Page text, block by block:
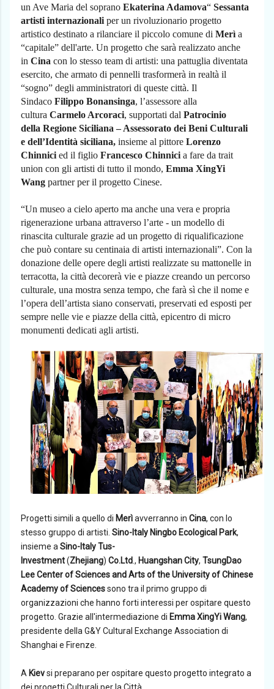
un Ave Maria del soprano Ekaterina Adamova“ Sessanta
artisti internazionaliper un rivoluzionario progetto
artistico destinato a rilanciare il piccolo comune di Merìa
“capitale” dell'arte. Un progetto che sarà realizzato anche
in Cina con lo stesso team di artisti: una pattuglia diventata
esercito, che armato di pennelli trasformerà in realtà il
“sogno” degli amministratori di queste città. Il
Sindaco Filippo Bonansinga, l’assessore alla
cultura Carmelo Arcoraci, supportati dal Patrocinio
della Regione Siciliana – Assessorato dei Beni Culturali
e dell’Identità siciliana, insieme al pittore Lorenzo
Chinnicied il figlio Francesco Chinnicia fare da trait
union con gli artisti di tutto il mondo, Emma XingYi
Wang partner per il progetto Cinese.
“Un museo a cielo aperto ma anche una vera e propria
rigenerazione urbana attraverso l’arte - un modello di
rinascita culturale grazie ad un progetto di riqualificazione
che può contare su centinaia di artisti internazionali”. Con la
donazione delle opere degli artisti realizzate su mattonelle in
terracotta, la città decorerà vie e piazze creando un percorso
culturale, una mostra senza tempo, che farà sì che il nome e
l’opera dell’artista siano conservati, preservati ed esposti per
sempre nelle vie e piazze della città, epicentro di micro
monumenti dedicati agli artisti.
Progetti simili a quello di Merìavverranno in Cina, con lo
stesso gruppo di artisti. Sino-Italy Ningbo Ecological Park,
insieme a Sino-Italy Tus-
Investment(Zhejiang) Co.Ltd., Huangshan City, TsungDao
Lee Center of Sciences and Arts of the University of Chinese
Academy of Sciencessono tra il primo gruppo di
organizzazioni che hanno forti interessi per ospitare questo
progetto. Grazie all'intermediazione di Emma XingYi Wang,
presidente della G&Y Cultural Exchange Association di
Shanghai e Firenze.
A Kievsi preparano per ospitare questo progetto integrato a
dei progetti Culturali per la Città.